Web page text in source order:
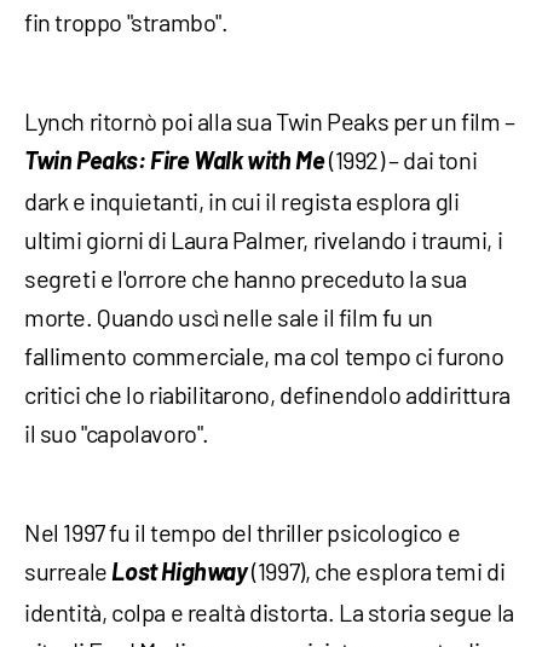
fin troppo "strambo".
Lynch ritornò poi alla sua Twin Peaks per un film –
Twin Peaks: Fire Walk with Me(1992) – dai toni
dark e inquietanti, in cui il regista esplora gli
ultimi giorni di Laura Palmer, rivelando i traumi, i
segreti e l'orrore che hanno preceduto la sua
morte. Quando uscì nelle sale il film fu un
fallimento commerciale, ma col tempo ci furono
critici che lo riabilitarono, definendolo addirittura
il suo "capolavoro".
Nel 1997 fu il tempo del thriller psicologico e
surreale Lost Highway(1997), che esplora temi di
identità, colpa e realtà distorta. La storia segue la